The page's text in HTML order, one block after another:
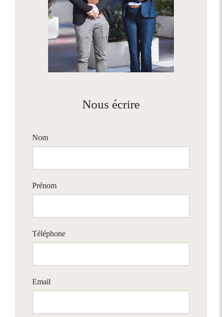
Nous écrire
Nom
Prénom
Téléphone
Email